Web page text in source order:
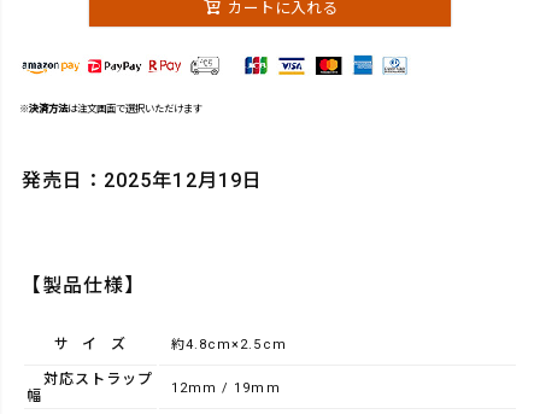
カートに入れる
※決済方法は注文画面で選択いただけます
発売日：2025年12月19日
【製品仕様】
サイズ 約4.8cm×2.5cm
対応ストラップ
幅
12mm / 19mm